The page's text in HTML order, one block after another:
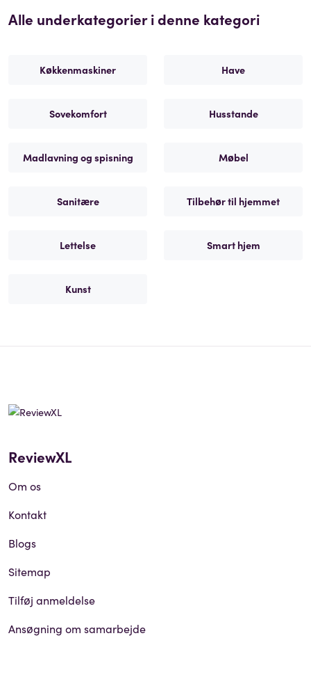
Alle underkategorier i denne kategori
Køkkenmaskiner Have
Sovekomfort Husstande
Madlavning og spisning Møbel
Sanitære Tilbehør til hjemmet
Lettelse Smart hjem
Kunst
ReviewXL
Om os
Kontakt
Blogs
Sitemap
Tilføj anmeldelse
Ansøgning om samarbejde